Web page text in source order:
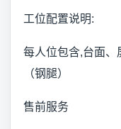
工位配置说明:
每人位包含,台面、
（钢腿）
售前服务